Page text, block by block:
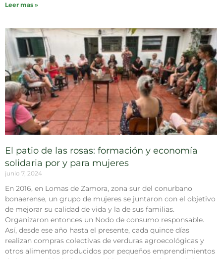
Leer mas »
El patio de las rosas: formación y economía
solidaria por y para mujeres
junio 7, 2024
En 2016, en Lomas de Zamora, zona sur del conurbano
bonaerense, un grupo de mujeres se juntaron con el objetivo
de mejorar su calidad de vida y la de sus familias.
Organizaron entonces un Nodo de consumo responsable.
Así, desde ese año hasta el presente, cada quince días
realizan compras colectivas de verduras agroecológicas y
otros alimentos producidos por pequeños emprendimientos